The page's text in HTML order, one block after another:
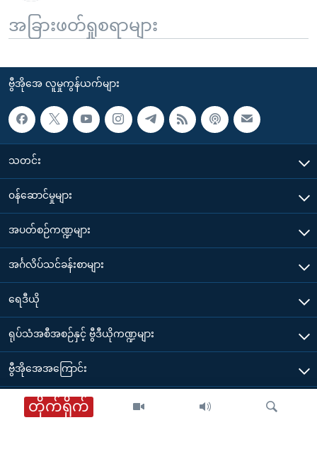
တိုက်ရိုက် ဗွီအိုအေ မြန်မာညချမ်း
အခြားဖတ်ရှုစရာများ
ဗွီအိုအေ လူမှုကွန်ယက်များ
သတင်း
၀န်ဆောင်မှုများ
အပတ်စဉ်ကဏ္ဍများ
အင်္ဂလိပ်သင်ခန်းစာများ
ရေဒီယို
ရုပ်သံအစီအစဉ်နှင့် ဗွီဒီယိုကဏ္ဍများ
ဗွီအိုအေအကြောင်း
ဗွီအိုအေ မိုဘိုင်းလ်အက်ပ်များ ဒေါင်းလုတ်ယူရန်